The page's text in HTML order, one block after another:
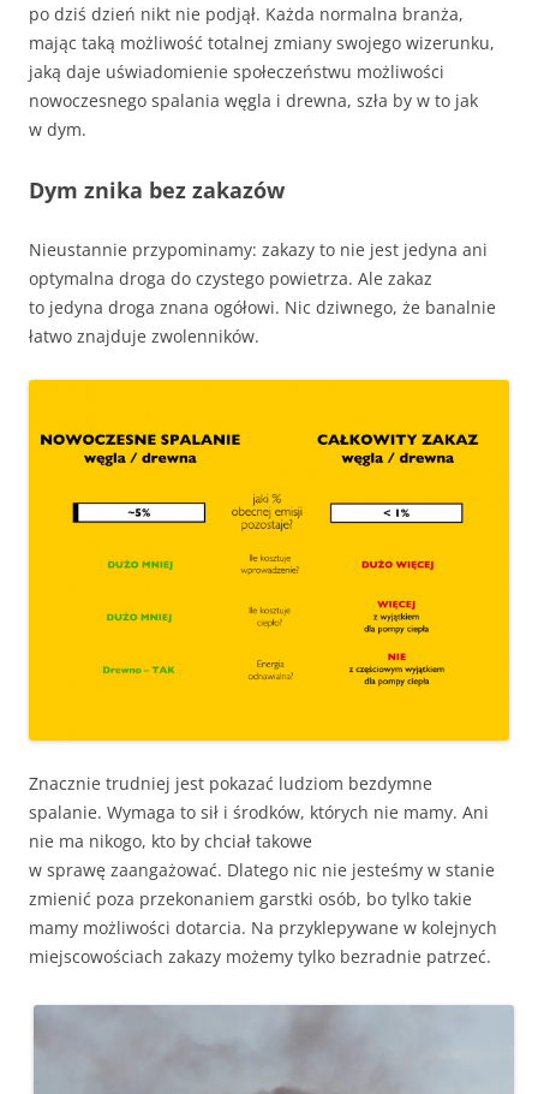
po dziś dzień nikt nie podjął. Każda normalna branża,
mając taką możliwość totalnej zmiany swojego wizerunku,
jaką daje uświadomienie społeczeństwu możliwości
nowoczesnego spalania węgla i drewna, szła by w to jak
w dym.
Dym znika bez zakazów
Nieustannie przypominamy: zakazy to nie jest jedyna ani
optymalna droga do czystego powietrza. Ale zakaz
to jedyna droga znana ogółowi. Nic dziwnego, że banalnie
łatwo znajduje zwolenników.
Znacznie trudniej jest pokazać ludziom bezdymne
spalanie. Wymaga to sił i środków, których nie mamy. Ani
nie ma nikogo, kto by chciał takowe
w sprawę zaangażować. Dlatego nic nie jesteśmy w stanie
zmienić poza przekonaniem garstki osób, bo tylko takie
mamy możliwości dotarcia. Na przyklepywane w kolejnych
miejscowościach zakazy możemy tylko bezradnie patrzeć.